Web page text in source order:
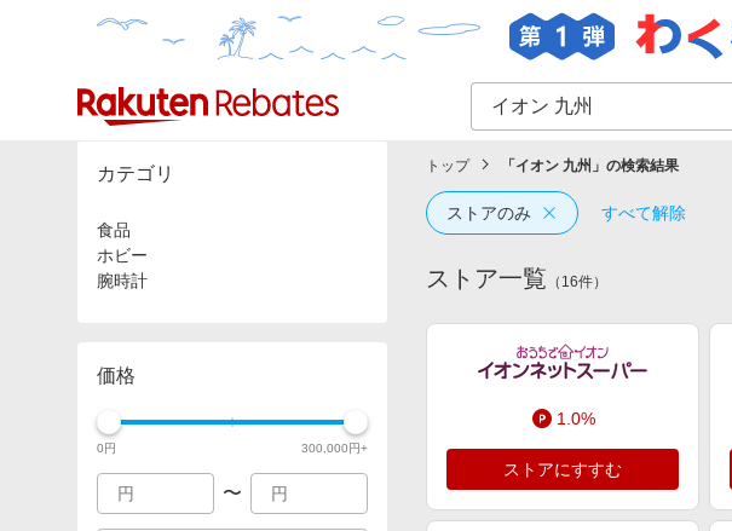
カテゴリー一覧 イベント一覧 ショッピング
カテゴリ
食品
ホビー
腕時計
価格
0円 300,000円+
〜
トップ 「 イオン 九州 」の検索結果
ストアのみ すべて解除
ストア一覧 （ 16件）
1.0%
ストアにすすむ